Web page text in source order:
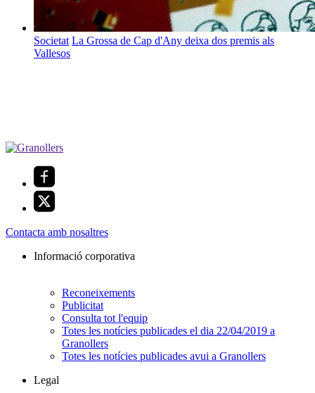
Societat La Grossa de Cap d'Any deixa dos premis als
Vallesos
Contacta amb nosaltres
Informació corporativa
Reconeixements
Publicitat
Consulta tot l'equip
Totes les notícies publicades el dia 22/04/2019 a
Granollers
Totes les notícies publicades avui a Granollers
Legal